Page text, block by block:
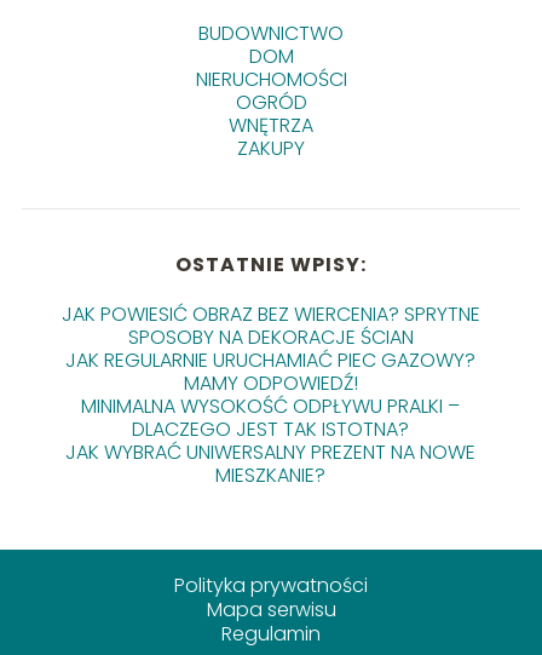
BUDOWNICTWO
DOM
NIERUCHOMOŚCI
OGRÓD
WNĘTRZA
ZAKUPY
OSTATNIE WPISY:
JAK POWIESIĆ OBRAZ BEZ WIERCENIA? SPRYTNE
SPOSOBY NA DEKORACJE ŚCIAN
JAK REGULARNIE URUCHAMIAĆ PIEC GAZOWY?
MAMY ODPOWIEDŹ!
MINIMALNA WYSOKOŚĆ ODPŁYWU PRALKI –
DLACZEGO JEST TAK ISTOTNA?
JAK WYBRAĆ UNIWERSALNY PREZENT NA NOWE
MIESZKANIE?
Polityka prywatności
Mapa serwisu
Regulamin